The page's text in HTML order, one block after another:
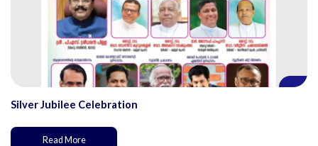
Silver Jubilee Celebration
Read More